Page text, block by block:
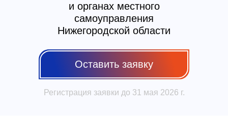
и органах местного
самоуправления
Нижегородской области
Регистрация заявки до 31 мая 2026 г.
Оставить заявку